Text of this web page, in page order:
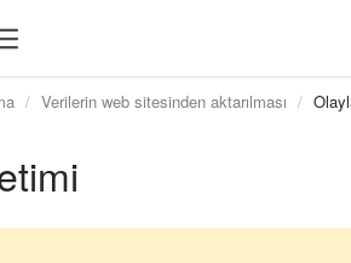
Verilerin web sitesinden aktarılması